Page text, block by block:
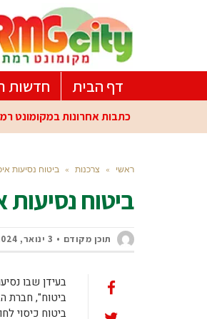
דף הבית חדשות
כתבות אחרונות במקומונט
ראשי » צרכנות » ביטוח נסיעות
ביטוח נסיעות
תוכן מקודם 3 ינואר, 2024
בעידן שבו
ביטוח", חברת
ביטוח כיסוי